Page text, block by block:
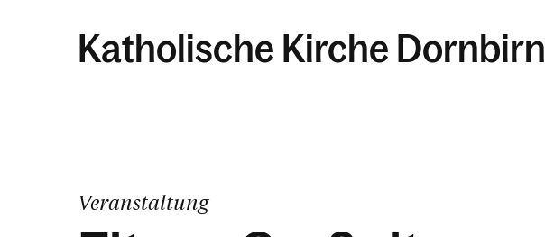
Katholische Kirche Dornbirn
Veranstaltung